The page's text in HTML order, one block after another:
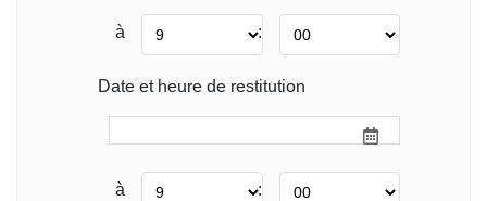
à :
Date et heure de restitution
à :